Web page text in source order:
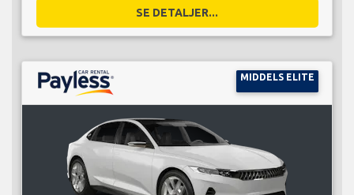
SE DETALJER...
MIDDELS ELITE